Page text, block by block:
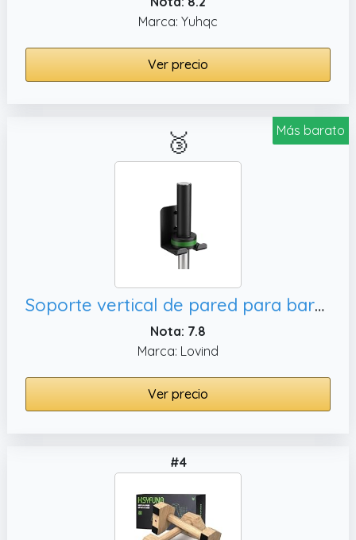
Marca: Yuhqc
Ver precio
Más barato
🥉
Soporte vertical de pared para barras olímpicas, garajes o uso comercial (capacidad para 1 barra)
Nota: 7.8
Marca: Lovind
Ver precio
#4